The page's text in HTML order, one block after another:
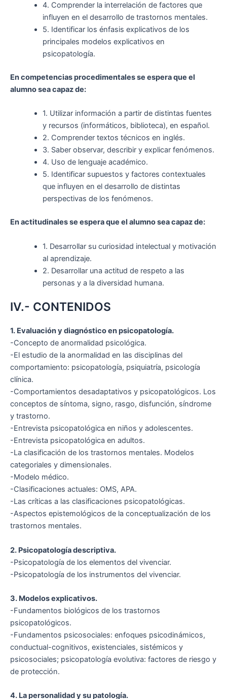
4. Comprender la interrelación de factores que
influyen en el desarrollo de trastornos mentales.
5. Identificar los énfasis explicativos de los
principales modelos explicativos en
psicopatología.
En competencias procedimentales se espera que el
alumno sea capaz de:
1. Utilizar información a partir de distintas fuentes
y recursos (informáticos, biblioteca), en español.
2. Comprender textos técnicos en inglés.
3. Saber observar, describir y explicar fenómenos.
4. Uso de lenguaje académico.
5. Identificar supuestos y factores contextuales
que influyen en el desarrollo de distintas
perspectivas de los fenómenos.
En actitudinales se espera que el alumno sea capaz de:
1. Desarrollar su curiosidad intelectual y motivación
al aprendizaje.
2. Desarrollar una actitud de respeto a las
personas y a la diversidad humana.
IV.- CONTENIDOS
1. Evaluación y diagnóstico en psicopatología.
-Concepto de anormalidad psicológica.
-El estudio de la anormalidad en las disciplinas del
comportamiento: psicopatología, psiquiatría, psicología
clínica.
-Comportamientos desadaptativos y psicopatológicos. Los
conceptos de síntoma, signo, rasgo, disfunción, síndrome
y trastorno.
-Entrevista psicopatológica en niños y adolescentes.
-Entrevista psicopatológica en adultos.
-La clasificación de los trastornos mentales. Modelos
categoriales y dimensionales.
-Modelo médico.
-Clasificaciones actuales: OMS, APA.
-Las críticas a las clasificaciones psicopatológicas.
-Aspectos epistemológicos de la conceptualización de los
trastornos mentales.
2. Psicopatología descriptiva.
-Psicopatología de los elementos del vivenciar.
-Psicopatología de los instrumentos del vivenciar.
3. Modelos explicativos.
-Fundamentos biológicos de los trastornos
psicopatológicos.
-Fundamentos psicosociales: enfoques psicodinámicos,
conductual-cognitivos, existenciales, sistémicos y
psicosociales; psicopatología evolutiva: factores de riesgo y
de protección.
4. La personalidad y su patología.